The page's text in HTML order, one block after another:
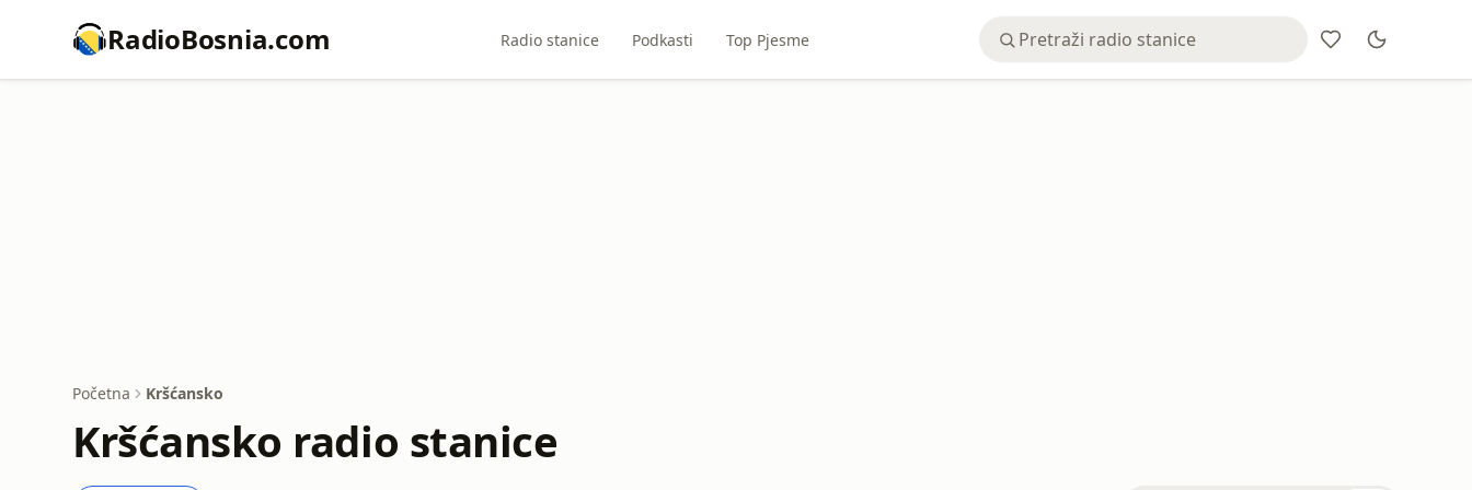
RadioBosnia.com Radio stanice Podkasti Top Pjesme
Početna Kršćansko
Kršćansko radio stanice